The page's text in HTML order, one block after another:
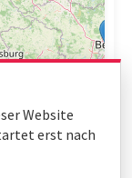
Website
erst nach